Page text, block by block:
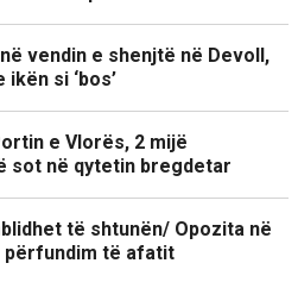
vendin e shenjtë në Devoll,
si ‘bos’
e Vlorës, 2 mijë
sot në qytetin bregdetar
të shtunën/ Opozita në
përfundim të afatit